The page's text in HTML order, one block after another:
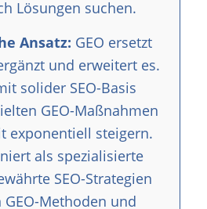
Lösungen suchen.
Ansatz: GEO ersetzt
und erweitert es.
solider SEO-Basis
GEO-Maßnahmen
exponentiell steigern.
als spezialisierte
SEO-Strategien
Methoden und